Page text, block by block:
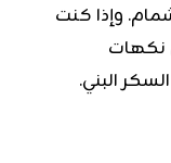
وإذا كنت
البني.